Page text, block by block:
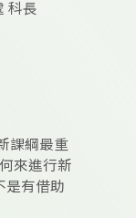
科長
課綱最重
來進行新
是有借助